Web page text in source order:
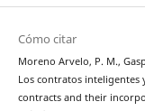
Cómo citar
Moreno Arvelo, P. M.,
Los contratos
contracts and their